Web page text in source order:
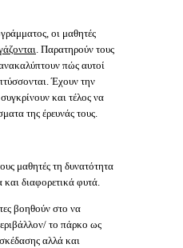
οι μαθητές
. Παρατηρούν τους
πώς αυτοί
Έχουν την
και τέλος να
της έρευνάς τους.
μαθητές τη δυνατότητα
διαφορετικά φυτά.
βοηθούν στο να
το πάρκο ως
αλλά και